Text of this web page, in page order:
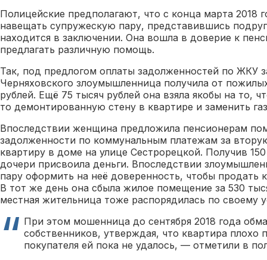
Полицейские предполагают, что с конца марта 2018
навещать супружескую пару, представившись
находится в заключении. Она вошла в доверие к
предлагать различную помощь.
Так, под предлогом оплаты задолженностей по ЖКУ
Черняховского злоумышленница получила от
рублей. Ещё 75 тысяч рублей она взяла якобы на то,
то демонтированную стену в квартире и заменить
Впоследствии женщина предложила пенсионерам
задолженности по коммунальным платежам за
квартиру в доме на улице Сестрорецкой. Получив
дочери присвоила деньги. Впоследствии
пару оформить на неё доверенность, чтобы продать
В тот же день она сбыла жилое помещение за 530
местная жительница тоже распорядилась по своему
При этом мошенница до сентября 2018 года
собственников, утверждая, что квартира плохо
покупателя ей пока не удалось, — отметили в